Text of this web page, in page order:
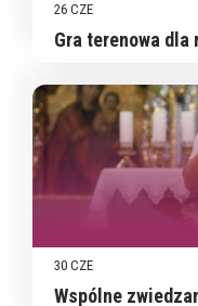
26 CZE
Gra terenowa
30 CZE
Wspólne